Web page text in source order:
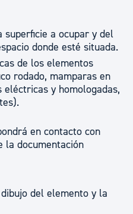
superficie a ocupar y del
donde esté situada.
de los elementos
rodado, mamparas en
y homologadas,
en contacto con
la documentación
del elemento y la